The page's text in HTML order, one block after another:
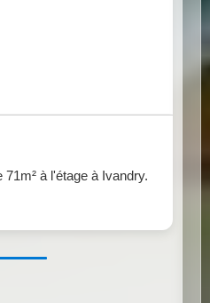
à l'étage à Ivandry.